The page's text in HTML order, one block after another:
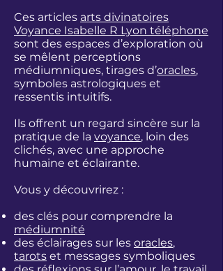
Ces articles arts divinatoires
Voyance Isabelle R Lyon téléphone
sont des espaces d’exploration où
se mêlent perceptions
médiumniques, tirages d’oracles,
symboles astrologiques et
ressentis intuitifs.
Ils offrent un regard sincère sur la
pratique de la voyance, loin des
clichés, avec une approche
humaine et éclairante.
Vous y découvrirez :
des clés pour comprendre la
médiumnité
des éclairages sur les oracles,
tarots et messages symboliques